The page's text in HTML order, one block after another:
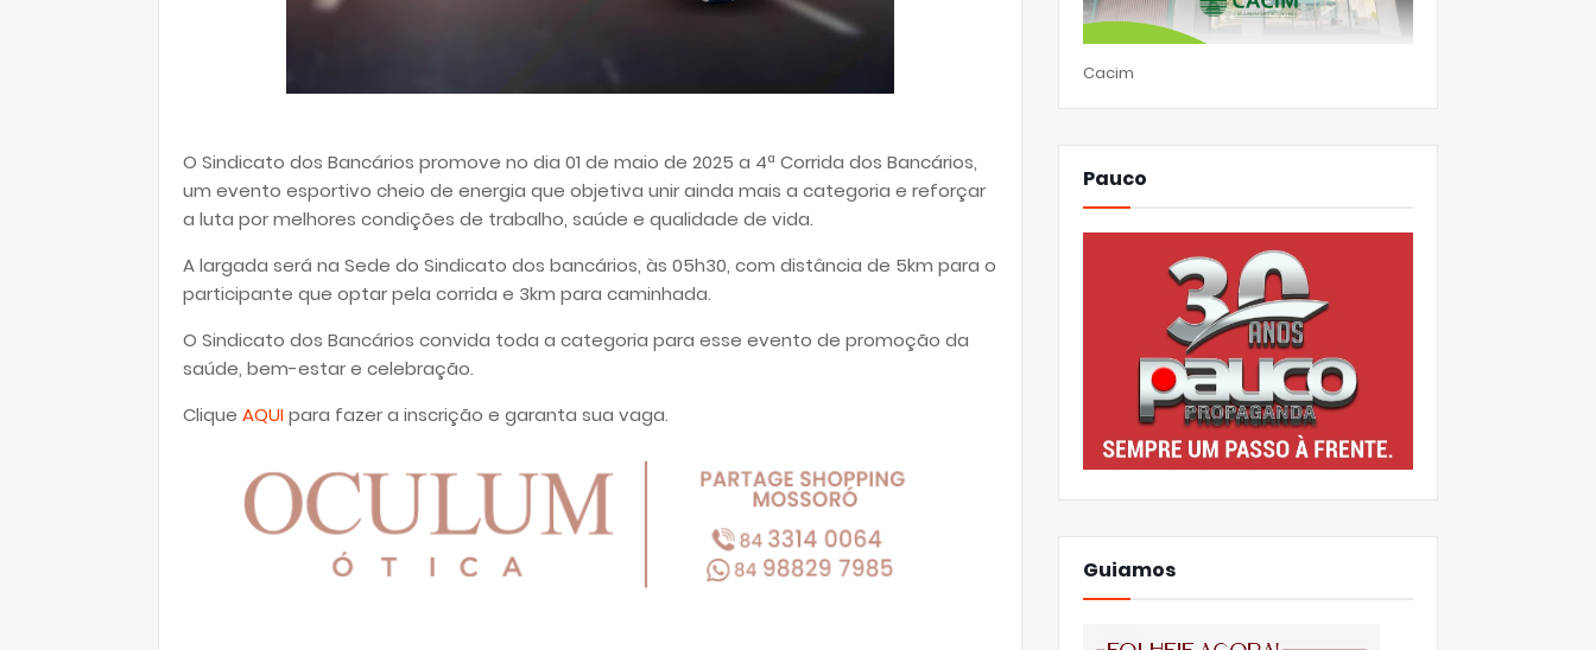
O Sindicato dos Bancários promove no dia 01 de maio de 2025 a 4ª Corrida dos Bancários,
um evento esportivo cheio de energia que objetiva unir ainda mais a categoria e reforçar
a luta por melhores condições de trabalho, saúde e qualidade de vida.
A largada será na Sede do Sindicato dos bancários, às 05h30, com distância de 5km para o
participante que optar pela corrida e 3km para caminhada.
O Sindicato dos Bancários convida toda a categoria para esse evento de promoção da
saúde, bem-estar e celebração.
Clique AQUIpara fazer a inscrição e garanta sua vaga.
Cacim
Pauco
Guiamos